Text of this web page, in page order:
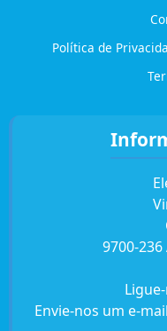
Política de
9700-
Envie-nos um e-